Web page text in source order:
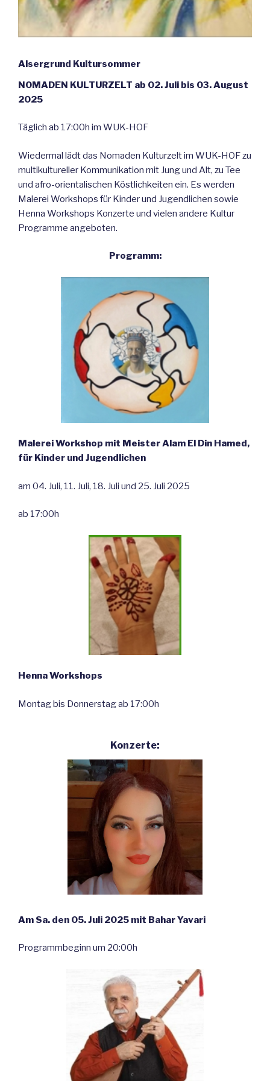
Alsergrund Kultursommer
NOMADEN KULTURZELT ab 02. Juli bis 03. August
2025
Täglich ab 17:00h im WUK-HOF
Wiedermal lädt das Nomaden Kulturzelt im WUK-HOF zu
multikultureller Kommunikation mit Jung und Alt, zu Tee
und afro-orientalischen Köstlichkeiten ein. Es werden
Malerei Workshops für Kinder und Jugendlichen sowie
Henna Workshops Konzerte und vielen andere Kultur
Programme angeboten.
Programm:
Malerei Workshop mit Meister Alam El Din Hamed,
für Kinder und Jugendlichen
am 04. Juli, 11. Juli, 18. Juli und 25. Juli 2025
ab 17:00h
Henna Workshops
Montag bis Donnerstag ab 17:00h
Konzerte:
Am Sa. den 05. Juli 2025 mit Bahar Yavari
Programmbeginn um 20:00h